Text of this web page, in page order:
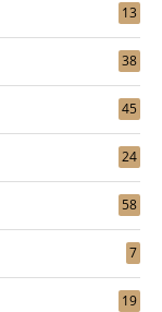
13
38
45
24
58
7
19